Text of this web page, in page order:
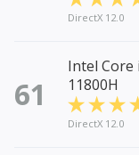
DirectX 12.0
61
Intel Core
11800H
DirectX 12.0